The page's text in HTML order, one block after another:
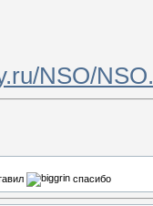
NSO/
спасибо